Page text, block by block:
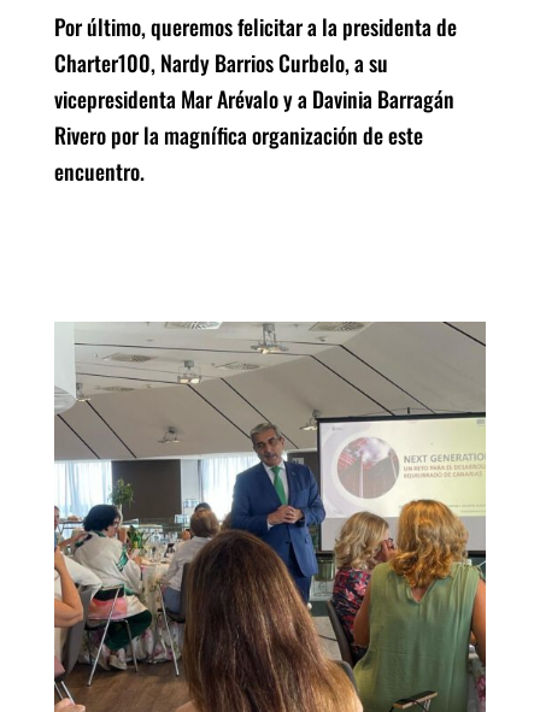
Por último, queremos felicitar a la presidenta de
Charter100, Nardy Barrios Curbelo, a su
vicepresidenta Mar Arévalo y a Davinia Barragán
Rivero por la magnífica organización de este
encuentro.